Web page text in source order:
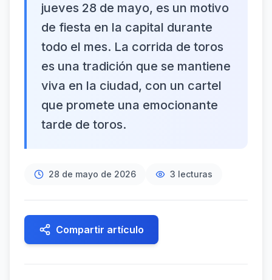
jueves 28 de mayo, es un motivo
de fiesta en la capital durante
todo el mes. La corrida de toros
es una tradición que se mantiene
viva en la ciudad, con un cartel
que promete una emocionante
tarde de toros.
28 de mayo de 2026 3 lecturas
Compartir artículo